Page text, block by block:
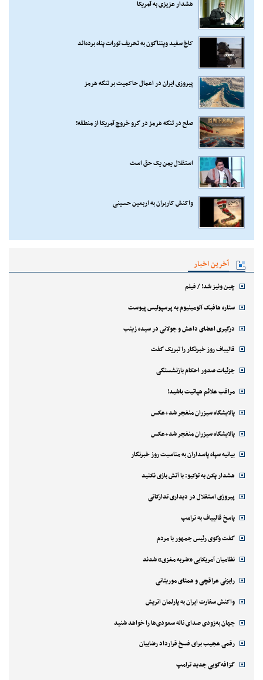
هشدار عزیزی به آمریکا
کاخ سفید وپنتاگون به تحریف تورات پناه برده‌اند
پیروزی ایران در اعمال حاکمیت بر تنگه هرمز
صلح در تنگه هرمز در گرو خروج آمریکا از منطقه!
استقلال یمن یک حق است
واکنش کاربران به اربعین حسینی
آخرین اخبار
چین ونیز شد! / فیلم
ستاره هافبک آلومینیوم به پرسپولیس پیوست
درگیری اعضای داعش و جولانی در سیده زینب
قالیباف روز خبرنگار را تبریک گفت
جزئیات صدور احکام بازنشستگی
مراقب علائم هپاتیت باشید!
پالایشگاه سیزران منفجر شد+عکس
پالایشگاه سیزران منفجر شد+عکس
بیانیه سپاه پاسداران به مناسبت روز خبرنگار
هشدار پکن به توکیو: با آتش بازی نکنید
پیروزی استقلال در دیداری تدارکاتی
پاسخ قالیباف به ترامپ
گفت وگوی رئیس جمهور با مردم
نظامیان آمریکایی «ضربه مغزی» شدند
رایزنی عراقچی و همتای موریتانی
واکنش سفارت ایران به پارلمان اتریش
جهان به‌زودی صدای ناله سعودی‌ها را خواهد شنید
رقمی عجیب برای فسخ قرارداد رضاییان
گزافه‌گویی جدید ترامپ